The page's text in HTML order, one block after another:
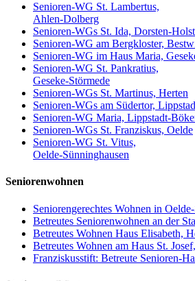
Senioren-WG St. Lambertus,
Ahlen-Dolberg
Senioren-WGs St. Ida, Dorsten-
Senioren-WG am Bergkloster,
Senioren-WG im Haus Maria,
Senioren-WG St. Pankratius,
Geseke-Störmede
Senioren-WGs St. Martinus, Herten
Senioren-WGs am Südertor,
Senioren-WG Maria, Lippstadt-
Senioren-WGs St. Franziskus, Oelde
Senioren-WG St. Vitus,
Oelde-Sünninghausen
Seniorenwohnen
Seniorengerechtes Wohnen in
Betreutes Seniorenwohnen an der
Betreutes Wohnen Haus Elisabeth,
Betreutes Wohnen am Haus St.
Franziskusstift: Betreute Senioren-